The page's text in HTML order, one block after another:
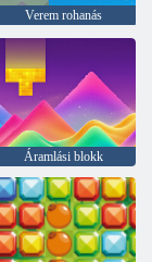
Verem rohanás
Áramlási blokk